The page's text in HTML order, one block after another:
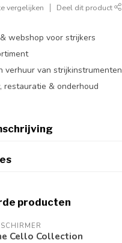
vergelijken Deel dit product
webshop voor strijkers
verhuur van strijkinstrumenten
restauratie & onderhoud
producten
Cello Collection